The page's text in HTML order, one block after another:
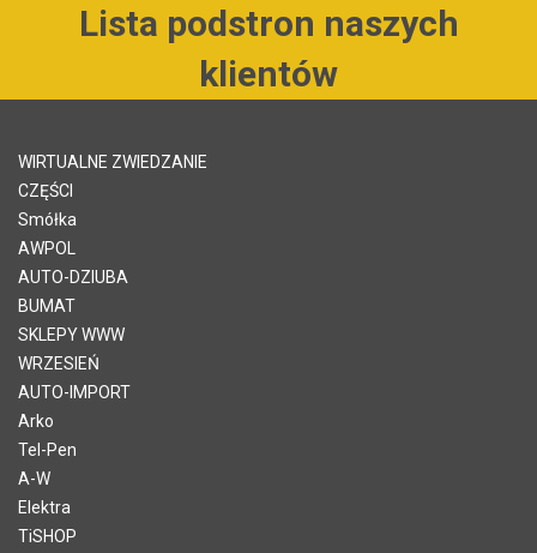
Lista podstron naszych
klientów
WIRTUALNE ZWIEDZANIE
CZĘŚCI
Smółka
AWPOL
AUTO-DZIUBA
BUMAT
SKLEPY WWW
WRZESIEŃ
AUTO-IMPORT
Arko
Tel-Pen
A-W
Elektra
TiSHOP